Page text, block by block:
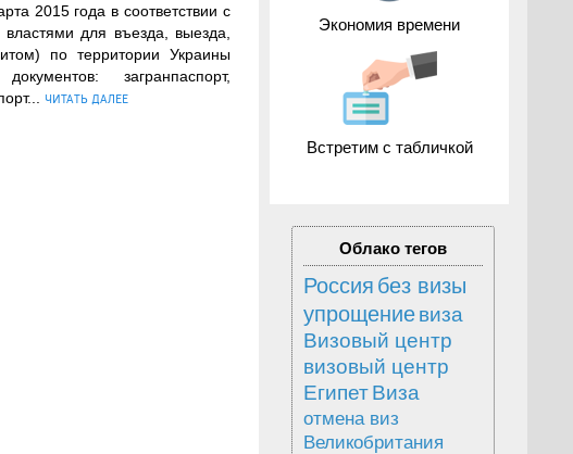
2015 года в соответствии с
для въезда, выезда,
по территории Украины
загранпаспорт,
ЧИТАТЬ ДАЛЕЕ
Экономия времени
Встретим с табличкой
Облако тегов
Россия без визы
упрощениевиза
Визовый центр
визовый центр
ЕгипетВиза
отмена виз
Великобритания